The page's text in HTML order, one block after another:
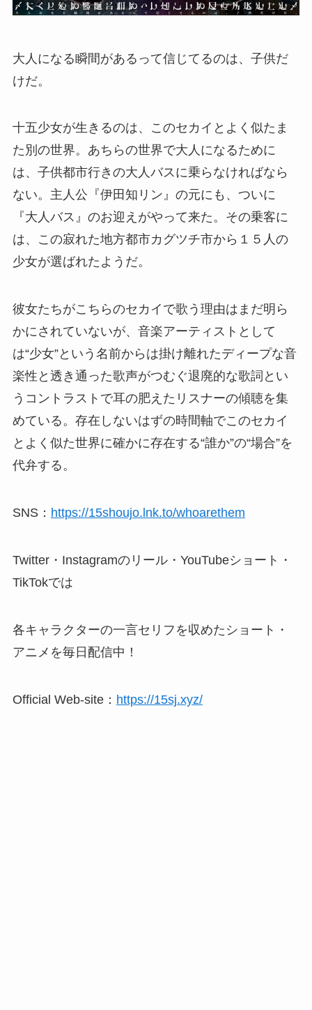
大人になる瞬間があるって信じてるのは、子供だ
けだ。
十五少女が生きるのは、このセカイとよく似たま
た別の世界。あちらの世界で大人になるために
は、子供都市行きの大人バスに乗らなければなら
ない。主人公『伊田知リン』の元にも、ついに
『大人バス』のお迎えがやって来た。その乗客に
は、この寂れた地方都市カグツチ市から１５人の
少女が選ばれたようだ。
彼女たちがこちらのセカイで歌う理由はまだ明ら
かにされていないが、音楽アーティストとして
は“少女”という名前からは掛け離れたディープな音
楽性と透き通った歌声がつむぐ退廃的な歌詞とい
うコントラストで耳の肥えたリスナーの傾聴を集
めている。存在しないはずの時間軸でこのセカイ
とよく似た世界に確かに存在する“誰か”の“場合”を
代弁する。
SNS： https://15shoujo.lnk.to/whoarethem
Twitter・Instagramのリール・YouTubeショート・
TikTokでは
各キャラクターの一言セリフを収めたショート・
アニメを毎日配信中！
Official Web-site： https://15sj.xyz/